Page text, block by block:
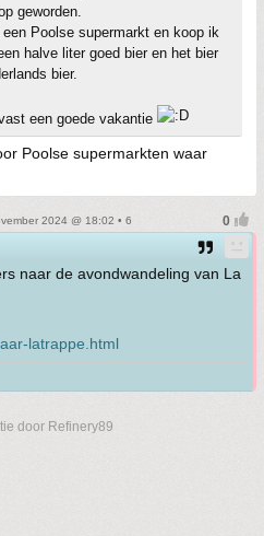
geworden.
Poolse supermarkt en koop ik
halve liter goed bier en het bier
bier.
een goede vakantie
Poolse supermarkten waar
2024 @ 18:02 • 6
naar de avondwandeling van La
latrappe.html
door Refinery89